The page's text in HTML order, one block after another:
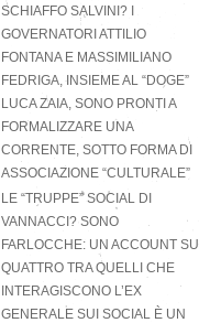
SCHIAFFO SALVINI? I
GOVERNATORI ATTILIO
FONTANA E MASSIMILIANO
FEDRIGA, INSIEME AL “DOGE”
LUCA ZAIA, SONO PRONTI A
FORMALIZZARE UNA
CORRENTE, SOTTO FORMA DI
ASSOCIAZIONE “CULTURALE”
LE “TRUPPE” SOCIAL DI
VANNACCI? SONO
FARLOCCHE: UN ACCOUNT SU
QUATTRO TRA QUELLI CHE
INTERAGISCONO L’EX
GENERALE SUI SOCIAL È UN